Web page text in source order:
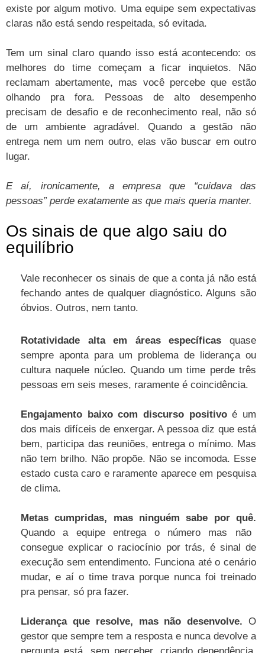
existe por algum motivo. Uma equipe sem expectativas
claras não está sendo respeitada, só evitada.
Tem um sinal claro quando isso está acontecendo: os
melhores do time começam a ficar inquietos. Não
reclamam abertamente, mas você percebe que estão
olhando pra fora. Pessoas de alto desempenho
precisam de desafio e de reconhecimento real, não só
de um ambiente agradável. Quando a gestão não
entrega nem um nem outro, elas vão buscar em outro
lugar.
E aí, ironicamente, a empresa que “cuidava das
pessoas” perde exatamente as que mais queria manter.
Os sinais de que algo saiu do
equilíbrio
Vale reconhecer os sinais de que a conta já não está
fechando antes de qualquer diagnóstico. Alguns são
óbvios. Outros, nem tanto.
Rotatividade alta em áreas específicas quase
sempre aponta para um problema de liderança ou
cultura naquele núcleo. Quando um time perde três
pessoas em seis meses, raramente é coincidência.
Engajamento baixo com discurso positivoé um
dos mais difíceis de enxergar. A pessoa diz que está
bem, participa das reuniões, entrega o mínimo. Mas
não tem brilho. Não propõe. Não se incomoda. Esse
estado custa caro e raramente aparece em pesquisa
de clima.
Metas cumpridas, mas ninguém sabe por quê.
Quando a equipe entrega o número mas não
consegue explicar o raciocínio por trás, é sinal de
execução sem entendimento. Funciona até o cenário
mudar, e aí o time trava porque nunca foi treinado
pra pensar, só pra fazer.
Liderança que resolve, mas não desenvolve. O
gestor que sempre tem a resposta e nunca devolve a